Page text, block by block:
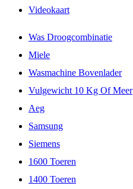
Videokaart
Was Droogcombinatie
Miele
Wasmachine Bovenlader
Vulgewicht 10 Kg Of Meer
Aeg
Samsung
Siemens
1600 Toeren
1400 Toeren